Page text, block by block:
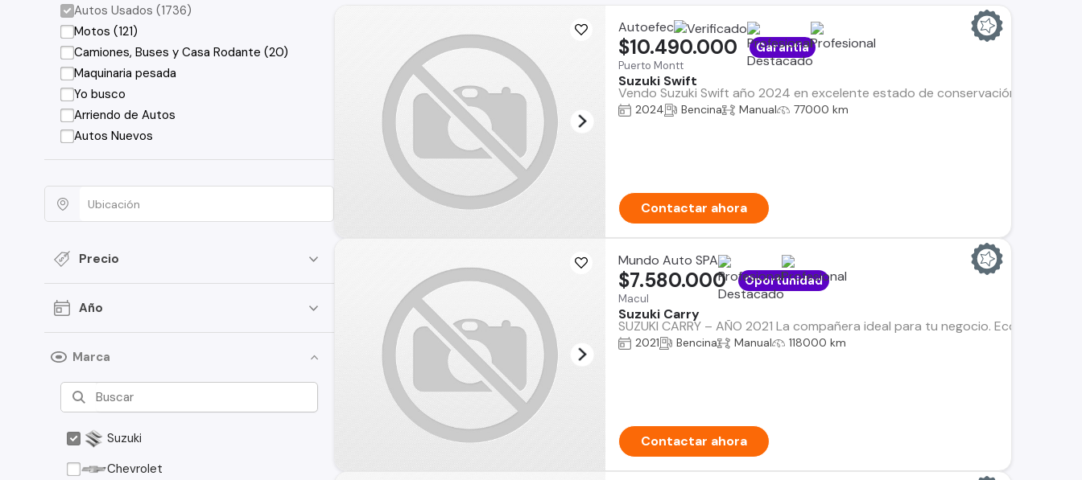
Autos Usados (1736)
Motos (121)
Camiones, Buses y Casa Rodante (20)
Maquinaria pesada
Yo busco
Arriendo de Autos
Autos Nuevos
Precio
Año
Marca
Suzuki
Chevrolet
Autoefec
Puerto Montt
Suzuki Swift
Vendo Suzuki Swift año 2024 en excelente estado de conservación, un
$10.490.000 Garantía
2024 Bencina Manual 77000 km
Contactar ahora
Mundo Auto SPA
Macul
Suzuki Carry
SUZUKI CARRY – AÑO 2021 La compañera ideal para tu negocio.
$7.580.000 Oportunidad
2021 Bencina Manual 118000 km
Contactar ahora